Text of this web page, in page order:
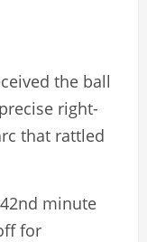
the ball
right-
that rattled
minute
for